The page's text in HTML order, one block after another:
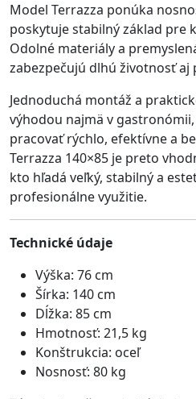
Model Terrazza ponúka
poskytuje stabilný základ pre
Odolné materiály a
zabezpečujú dlhú životnosť aj
Jednoduchá montáž a
výhodou najmä v
pracovať rýchlo, efektívne a
Terrazza 140×85 je preto
kto hľadá veľký, stabilný a
profesionálne využitie.
Technické údaje
Výška: 76 cm
Šírka: 140 cm
Dĺžka: 85 cm
Hmotnosť: 21,5 kg
Konštrukcia: oceľ
Nosnosť: 80 kg